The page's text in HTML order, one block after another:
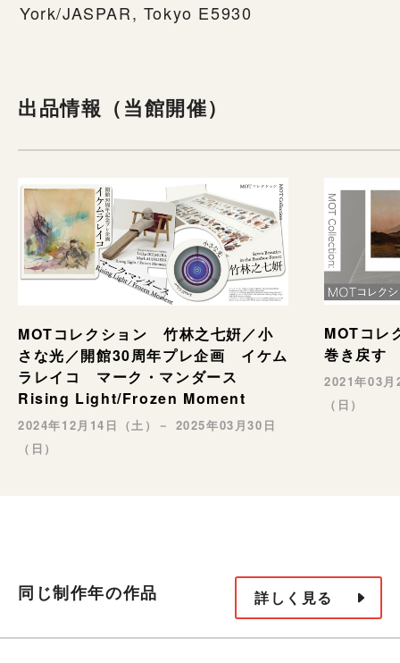
York/JASPAR, Tokyo E5930
出品情報（当館開催）
MOTコレクション 竹林之七姸／小
さな光／開館30周年プレ企画 イケム
ラレイコ マーク・マンダース
Rising Light/Frozen Moment
2024年12月14日（土）－ 2025年03月30日
（日）
MOTコレ
巻き戻す
2021年03
（日）
同じ制作年の作品 詳しく見る